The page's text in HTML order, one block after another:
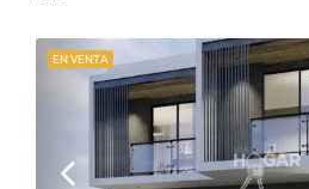
EN VENTA